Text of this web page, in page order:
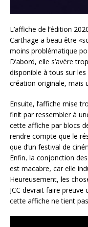
L’affiche de l’édition
Carthage a beau être
moins problématique
D’abord, elle s’avère
disponible à tous sur les
création originale, mais
Ensuite, l’affiche mise
finit par ressembler à
cette affiche par blocs
rendre compte que le
que d’un festival de
Enfin, la conjonction
est macabre, car elle
Heureusement, les
JCC devrait faire preuve
cette affiche ne tient